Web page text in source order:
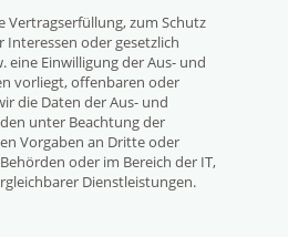
Vertragserfüllung, zum Schutz
Interessen oder gesetzlich
eine Einwilligung der Aus- und
vorliegt, offenbaren oder
die Daten der Aus- und
unter Beachtung der
Vorgaben an Dritte oder
oder im Bereich der IT,
Dienstleistungen.